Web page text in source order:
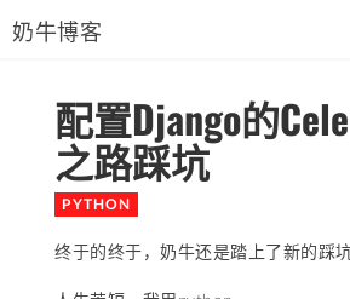
奶牛博客
首页
配置Django的
之路踩坑
PYTHON
终于的终于，奶牛还是踏上了新的踩坑